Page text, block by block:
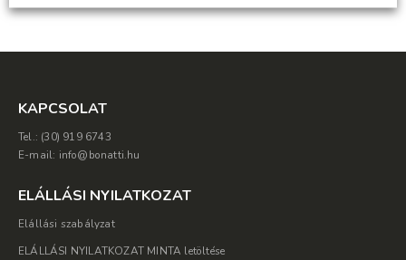
KAPCSOLAT
Tel.: (30) 919 6743
E-mail: info@bonatti.hu
ELÁLLÁSI NYILATKOZAT
Elállási szabályzat
ELÁLLÁSI NYILATKOZAT MINTA letöltése